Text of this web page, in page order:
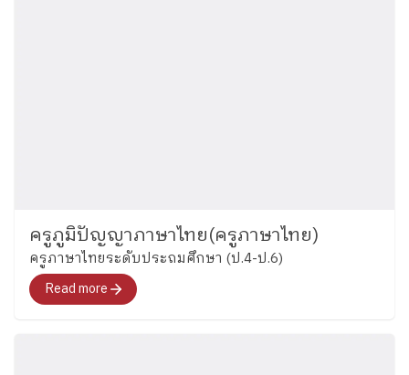
ครูภูมิปัญญาภาษาไทย(ครูภาษาไทย)
ครูภาษาไทยระดับประถมศึกษา (ป.4-ป.6)
Read more